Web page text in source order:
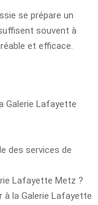
se prépare un
souvent à
et efficace.
Galerie Lafayette
des services de
Lafayette Metz ?
la Galerie Lafayette